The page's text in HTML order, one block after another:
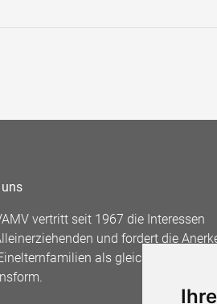
uns
vertritt seit 1967 die Interessen
und fordert die
als gleichberechtigte